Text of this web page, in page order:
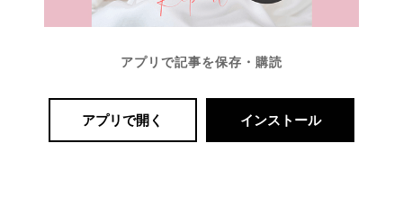
アプリで記事を保存・購読
アプリで開く インストール